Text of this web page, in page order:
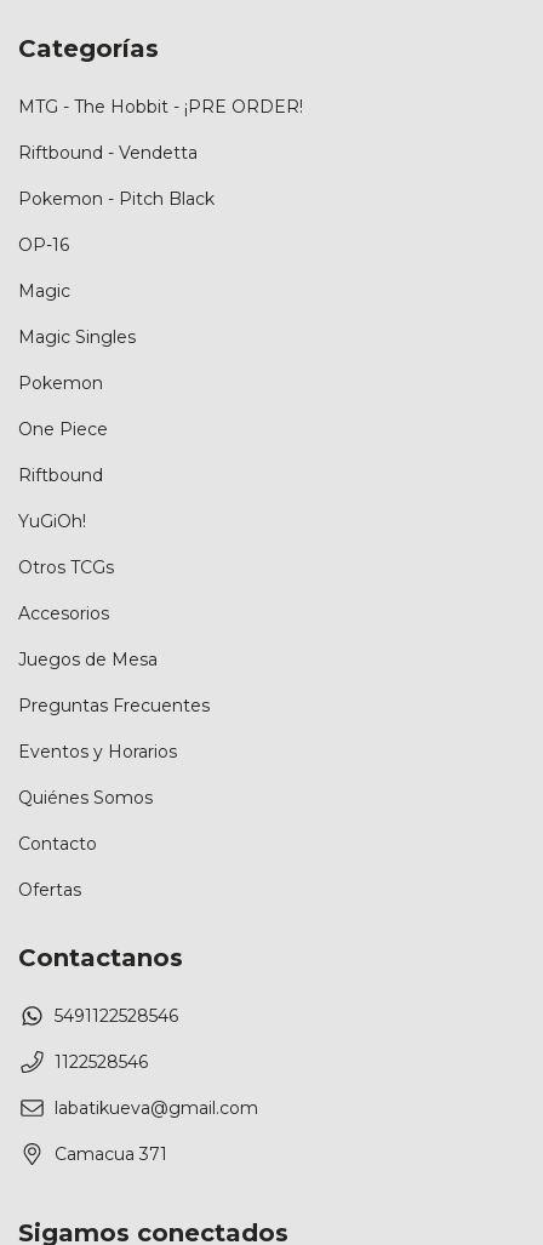
Categorías
MTG - The Hobbit - ¡PRE ORDER!
Riftbound - Vendetta
Pokemon - Pitch Black
OP-16
Magic
Magic Singles
Pokemon
One Piece
Riftbound
YuGiOh!
Otros TCGs
Accesorios
Juegos de Mesa
Preguntas Frecuentes
Eventos y Horarios
Quiénes Somos
Contacto
Ofertas
Contactanos
5491122528546
1122528546
labatikueva@gmail.com
Camacua 371
Sigamos conectados